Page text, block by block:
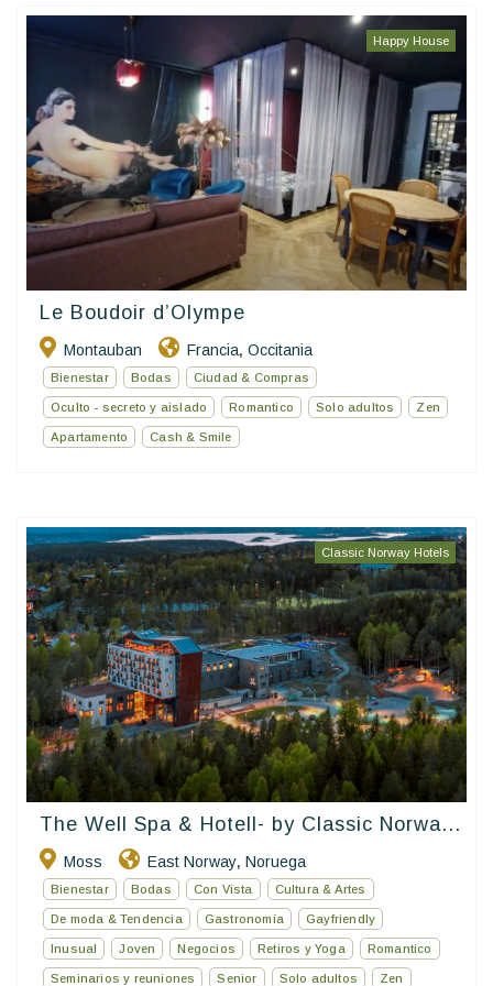
Happy House
Le Boudoir d’Olympe
Montauban Francia, Occitania
Bienestar Bodas Ciudad & Compras
Oculto - secreto y aislado Romantico Solo adultos Zen
Apartamento Cash & Smile
Classic Norway Hotels
The Well Spa & Hotell- by Classic Norwa...
Moss East Norway, Noruega
Bienestar Bodas Con Vista Cultura & Artes
De moda & Tendencia Gastronomía Gayfriendly
Inusual Joven Negocios Retiros y Yoga Romantico
Seminarios y reuniones Senior Solo adultos Zen